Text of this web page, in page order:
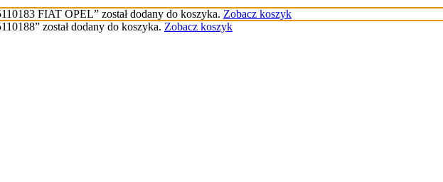
FIAT OPEL” został dodany do koszyka. Zobacz koszyk
został dodany do koszyka. Zobacz koszyk